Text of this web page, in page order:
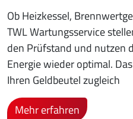
Ob Heizkessel,
TWL Wartungsservice
den Prüfstand und nutzen
Energie wieder optimal.
Ihren Geldbeutel zugleich
Mehr erfahren